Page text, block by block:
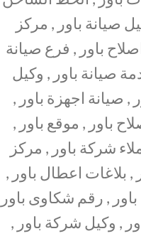
صيانة باور , مركز
باور , فرع صيانة
صيانة باور , وكيل
, صيانة اجهزة باور ,
باور , موقع باور ,
شركة باور , مركز
بلاغات اعطال باور ,
, رقم شكاوى باور
, وكيل شركة باور ,